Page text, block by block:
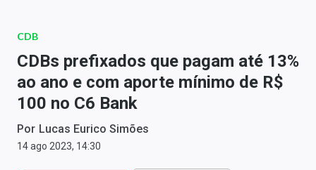
Newsletters
Money Trader
Anuncie
Últimas Notícias
CDB
CDBs prefixados que pagam até 13%
ao ano e com aporte mínimo de R$
100 no C6 Bank
Por Lucas Eurico Simões
14 ago 2023, 14:30